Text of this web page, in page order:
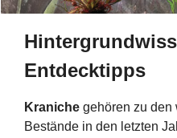
Entdecktipps
Kraniche gehören zu den
Bestände in den letzten